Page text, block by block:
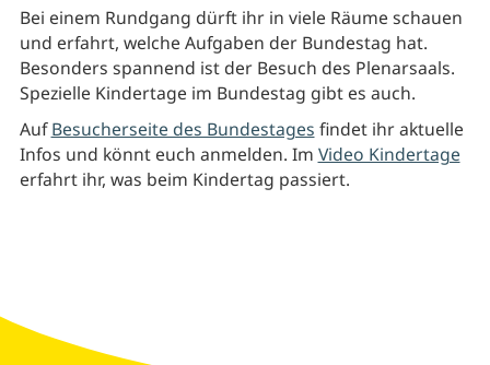
Bei einem Rundgang dürft ihr in viele Räume schauen
und erfahrt, welche Aufgaben der Bundestag hat.
Besonders spannend ist der Besuch des Plenarsaals.
Spezielle Kindertage im Bundestag gibt es auch.
AufBesucherseite des Bundestages findet ihr aktuelle
Infos und könnt euch anmelden. Im Video Kindertage
erfahrt ihr, was beim Kindertag passiert.